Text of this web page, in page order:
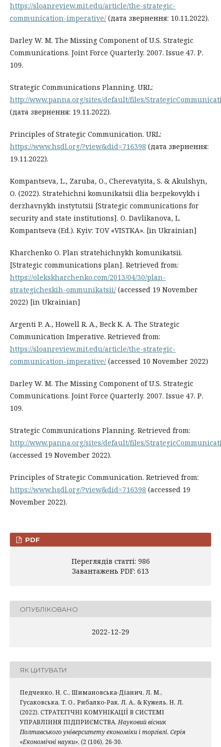
https://sloanreview.mit.edu/article/the-strategic-
communication-imperative/ (дата звернення: 10.11.2022).
Darley W. M. The Missing Component of U.S. Strategic
Communications. Joint Force Quarterly. 2007. Issue 47. Р.
109.
Strategic Communications Planning. URL:
http://www.panna.org/sites/default/files/
(дата звернення: 19.11.2022).
Principles of Strategic Communication. URL:
https://www.hsdl.org/?view&did=716398 (дата звернення:
19.11.2022).
Kompantseva, L., Zaruba, O., Cherevatyita, S. & Akulshyn,
O. (2022). Stratehichni komunikatsii dlia bezpekovykh i
derzhavnykh instytutsii [Strategic communications for
security and state institutions]. O. Davlikanovа, L.
Kompantsevа (Ed.). Kyiv: TOV «VISTKA». [in Ukrainian]
Kharchenko O. Plan stratehichnykh komunikatsii.
[Strategic communications plan]. Retrieved from:
https://olekskharchenko.com/2013/04/30/plan-
strategicheskih-ommunikatsii/ (accessed 19 November
2022) [in Ukrainian]
Argenti P. A., Howell R. A., Beck K. A. The Strategic
Communication Imperative. Retrieved from:
https://sloanreview.mit.edu/article/the-strategic-
communication-imperative/ (accessed 10 November 2022)
Darley W. M. The Missing Component of U.S. Strategic
Communications. Joint Force Quarterly. 2007. Issue 47. Р.
109.
Strategic Communications Planning. Retrieved from:
http://www.panna.org/sites/default/files/
(accessed 19 November 2022).
Principles of Strategic Communication. Retrieved from:
https://www.hsdl.org/?view&did=716398 (accessed 19
November 2022).
PDF
Переглядів статті: 986
Завантажень PDF: 613
ОПУБЛІКОВАНО
2022-12-29
ЯК ЦИТУВАТИ
Педченко, Н. С., Шимановська-Діанич, Л. М.,
Гусаковська, Т. О., Рибалко-Рак, Л. А., & Кужель, Н. Л.
(2022). СТРАТЕГІЧНІ КОМУНІКАЦІЇ В СИСТЕМІ
УПРАВЛІННЯ ПІДПРИЄМСТВА. Науковий вісник
Полтавського університету економіки і торгівлі. Серія
«Економічні науки», (2 (106), 26-30.